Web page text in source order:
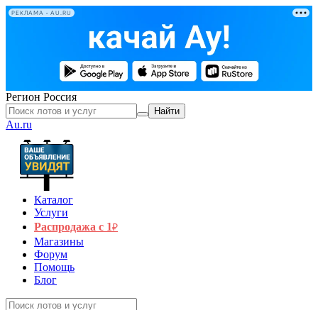
РЕКЛАМА • AU.RU
Регион Россия
Найти
Au.ru
Каталог
Услуги
Распродажа с 1₽
Магазины
Форум
Помощь
Блог